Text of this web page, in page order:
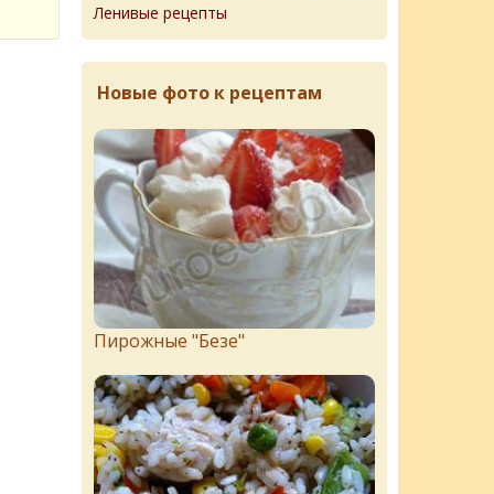
Ленивые рецепты
Новые фото к рецептам
Пирожныe "Бeзe"